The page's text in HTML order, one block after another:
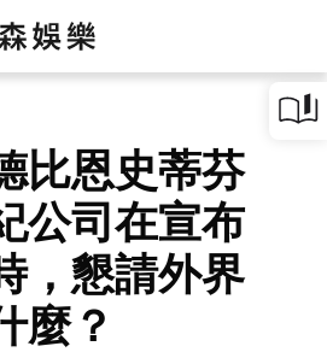
比恩史蒂芬
公司在宣布
，懇請外界
麼？